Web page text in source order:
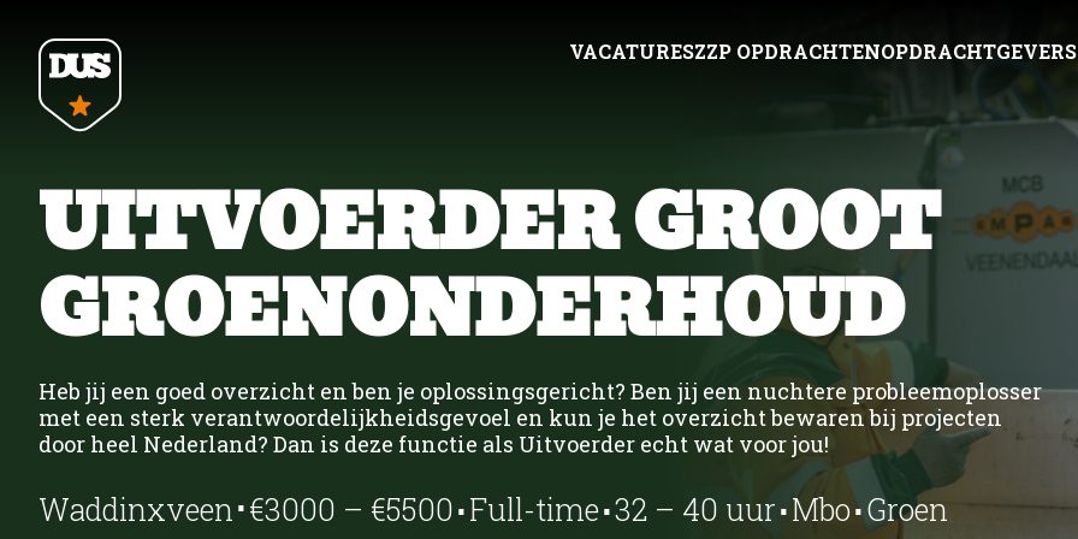
VACATURES
Bouw Bouw UTA
Groen Techniek
ZZP OPDRACHTEN
Bouw UTA Bouw
Groen Techniek
OPDRACHTGEVERS
Uitzenden
Detacheren
Werving & Selectie
ZZP bemiddeling
Recruitment
Opdrachtgevers
Vacatures
ZZP Opdrachten
Over DUS
UITVOERDER GROOT
GROENONDERHOUD
Heb jij een goed overzicht en ben je oplossingsgericht? Ben jij een nuchtere probleemoplosser
met een sterk verantwoordelijkheidsgevoel en kun je het overzicht bewaren bij projecten
door heel Nederland? Dan is deze functie als Uitvoerder echt wat voor jou!
Waddinxveen⋅€3000 – €5500⋅Full-time⋅32 – 40 uur⋅Mbo⋅Groen